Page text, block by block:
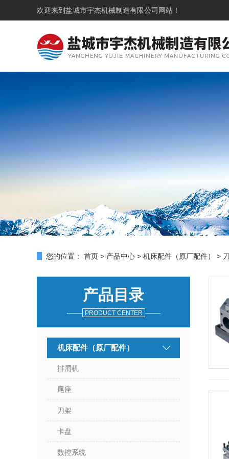
欢迎来到 盐城市宇杰机械制造有限公司 网站！
您的位置： 首页 > 产品中心 > 机床配件（原厂配件） >
产品目录
PRODUCT CENTER
机床配件（原厂配件）
排屑机
尾座
刀架
卡盘
数控系统